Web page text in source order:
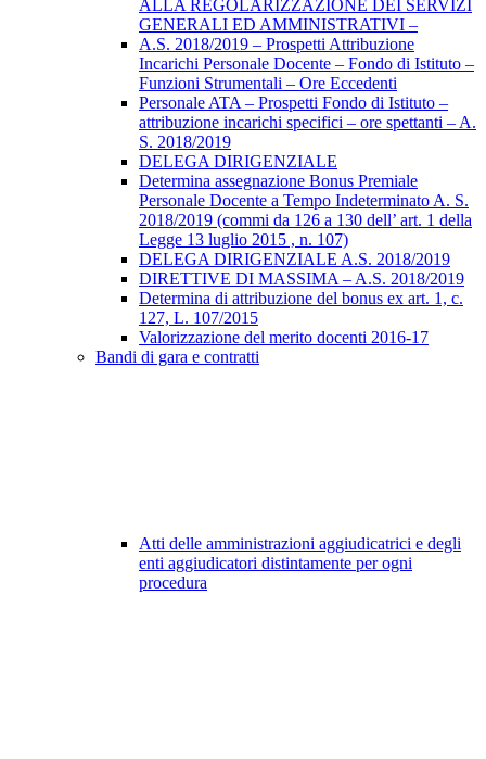
ALLA REGOLARIZZAZIONE DEI SERVIZI
GENERALI ED AMMINISTRATIVI –
A.S. 2018/2019 – Prospetti Attribuzione
Incarichi Personale Docente – Fondo di Istituto –
Funzioni Strumentali – Ore Eccedenti
Personale ATA – Prospetti Fondo di Istituto –
attribuzione incarichi specifici – ore spettanti – A.
S. 2018/2019
DELEGA DIRIGENZIALE
Determina assegnazione Bonus Premiale
Personale Docente a Tempo Indeterminato A. S.
2018/2019 (commi da 126 a 130 dell’ art. 1 della
Legge 13 luglio 2015 , n. 107)
DELEGA DIRIGENZIALE A.S. 2018/2019
DIRETTIVE DI MASSIMA – A.S. 2018/2019
Determina di attribuzione del bonus ex art. 1, c.
127, L. 107/2015
Valorizzazione del merito docenti 2016-17
Bandi di gara e contratti
Atti delle amministrazioni aggiudicatrici e degli
enti aggiudicatori distintamente per ogni
procedura